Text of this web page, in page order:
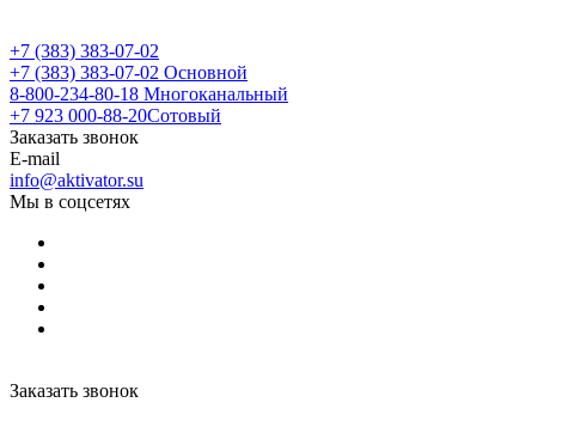
+7 (383) 383-07-02
+7 (383) 383-07-02 Основной
8-800-234-80-18 Многоканальный
+7 923 000-88-20Сотовый
Заказать звонок
E-mail
info@aktivator.su
Мы в соцсетях
Заказать звонок